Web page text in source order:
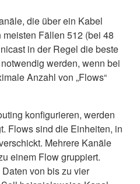
die über ein Kabel
Fällen 512 (bei 48
in der Regel die beste
werden, wenn bei
Anzahl von „Flows“
konfigurieren, werden
Flows sind die Einheiten, in
Mehrere Kanäle
einem Flow gruppiert.
von bis zu vier